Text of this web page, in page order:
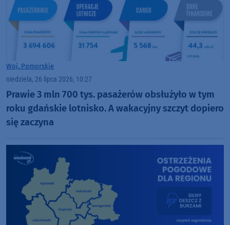
Woj. Pomorskie
niedziela, 26 lipca 2026, 10:27
Prawie 3 mln 700 tys. pasażerów obsłużyło w tym
roku gdańskie lotnisko. A wakacyjny szczyt dopiero
się zaczyna